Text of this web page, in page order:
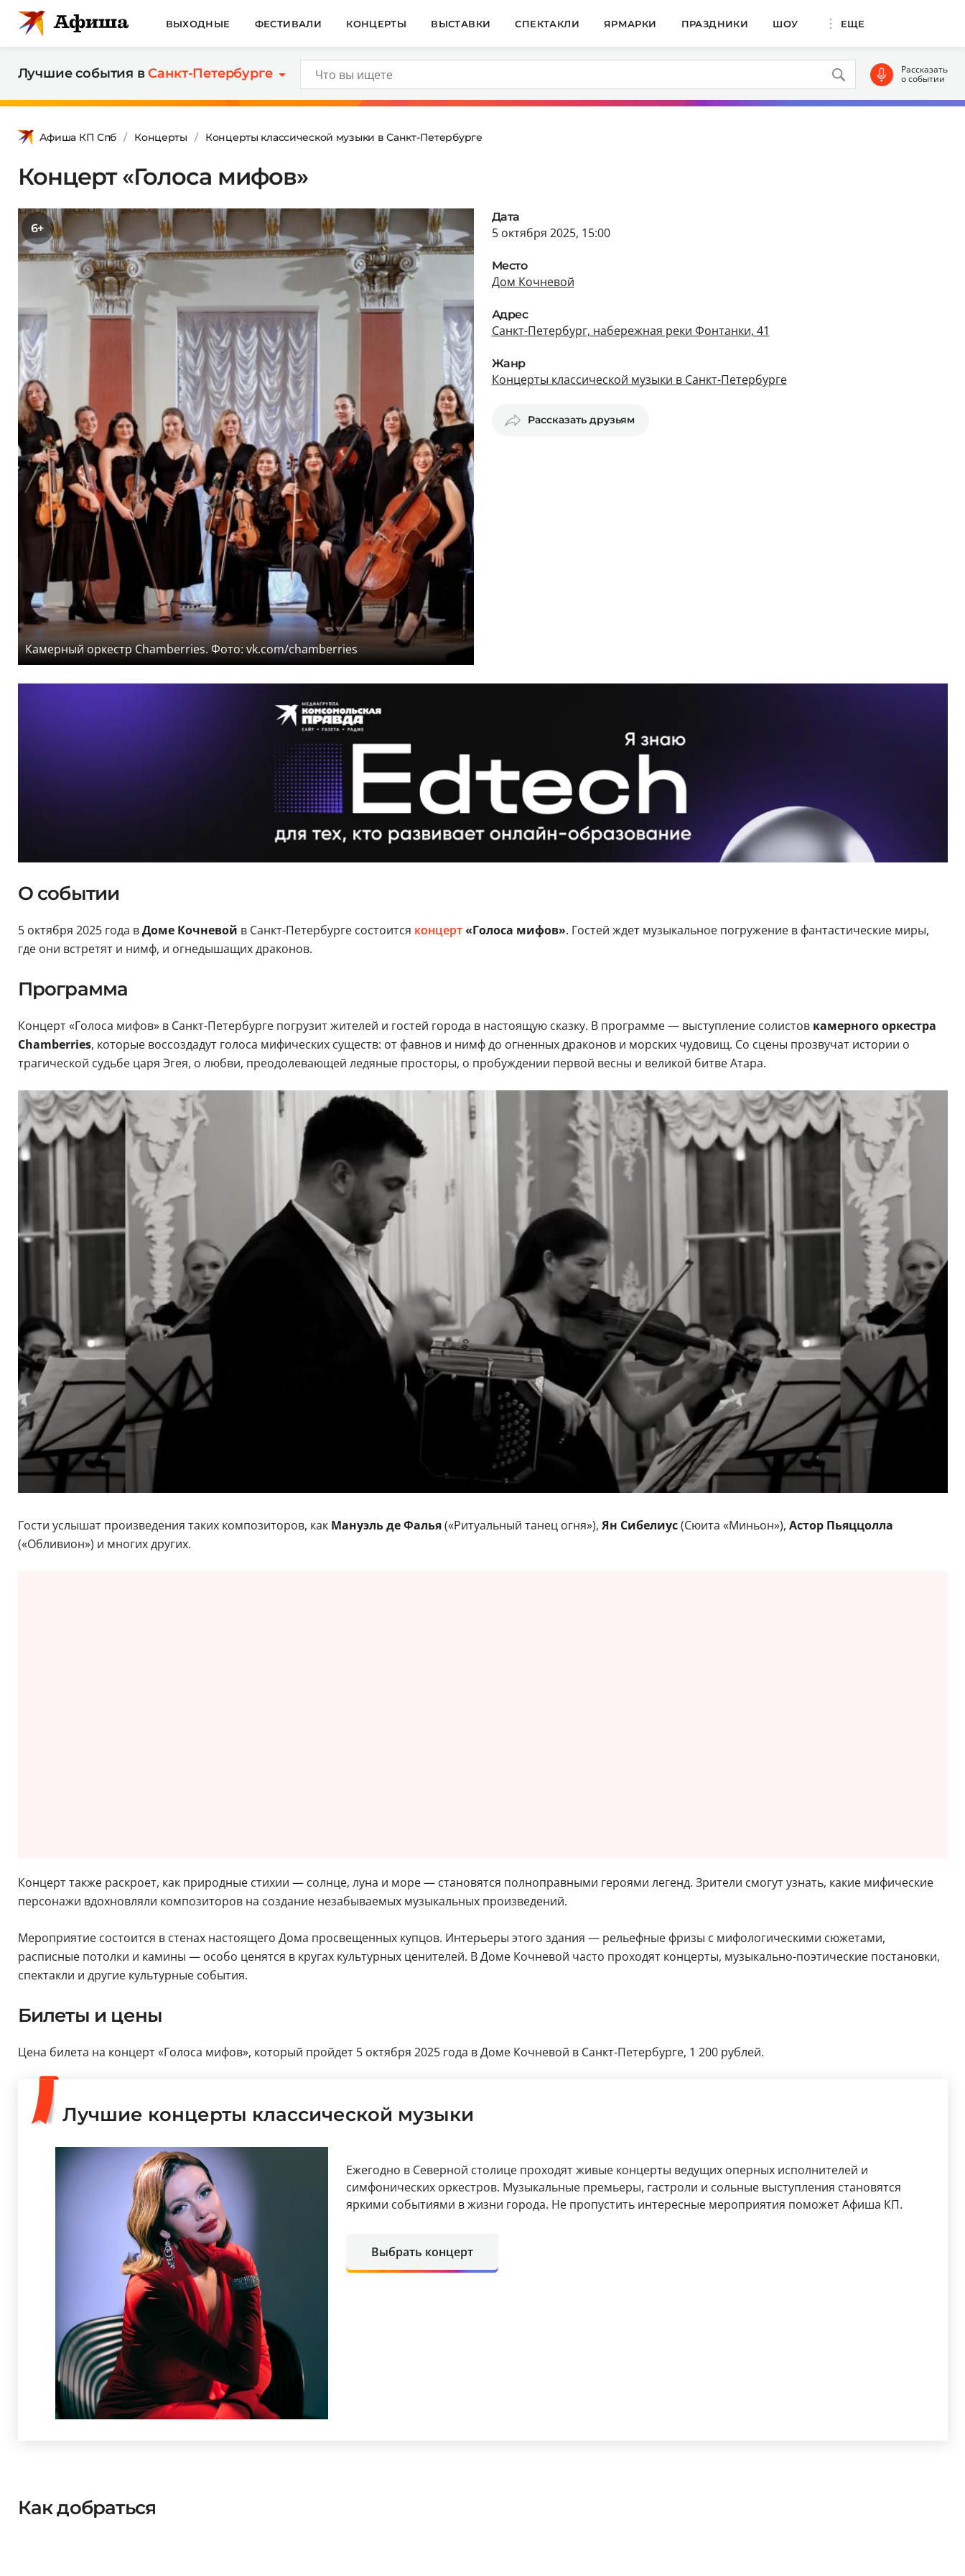
ВЫХОДНЫЕ ФЕСТИВАЛИ КОНЦЕРТЫ ВЫСТАВКИ СПЕКТАКЛИ ЯРМАРКИ ПРАЗДНИКИ ШОУ ЕЩЕ
Лучшие события вСанкт-Петербурге Рассказать
о событии
Афиша КП Спб Концерты Концерты классической музыки в Санкт-Петербурге
Концерт «Голоса мифов»
6+
Камерный оркестр Chamberries. Фото: vk.com/chamberries
Дата
5 октября 2025, 15:00
Место
Дом Кочневой
Адрес
Санкт-Петербург, набережная реки Фонтанки, 41
Жанр
Концерты классической музыки в Санкт-Петербурге
Рассказать друзьям
О событии
5 октября 2025 года вДоме Кочневой в Санкт-Петербурге состоится концерт«Голоса мифов». Гостей ждет музыкальное погружение в фантастические миры,
где они встретят и нимф, и огнедышащих драконов.
Программа
Концерт «Голоса мифов» в Санкт-Петербурге погрузит жителей и гостей города в настоящую сказку. В программе — выступление солистовкамерного оркестра
Chamberries, которые воссоздадут голоса мифических существ: от фавнов и нимф до огненных драконов и морских чудовищ. Со сцены прозвучат истории о
трагической судьбе царя Эгея, о любви, преодолевающей ледяные просторы, о пробуждении первой весны и великой битве Атара.
Гости услышат произведения таких композиторов, как Мануэль де Фалья(«Ритуальный танец огня»), Ян Сибелиус(Сюита «Миньон»), Астор Пьяццолла
(«Обливион») и многих других.
Концерт также раскроет, как природные стихии — солнце, луна и море — становятся полноправными героями легенд. Зрители смогут узнать, какие мифические
персонажи вдохновляли композиторов на создание незабываемых музыкальных произведений.
Мероприятие состоится в стенах настоящего Дома просвещенных купцов. Интерьеры этого здания — рельефные фризы с мифологическими сюжетами,
расписные потолки и камины — особо ценятся в кругах культурных ценителей. В Доме Кочневой часто проходят концерты, музыкально-поэтические постановки,
спектакли и другие культурные события.
Билеты и цены
Цена билета на концерт «Голоса мифов», который пройдет 5 октября 2025 года в Доме Кочневой в Санкт-Петербурге, 1 200 рублей.
Лучшие концерты классической музыки
Ежегодно в Северной столице проходят живые концерты ведущих оперных исполнителей и
симфонических оркестров. Музыкальные премьеры, гастроли и сольные выступления становятся
яркими событиями в жизни города. Не пропустить интересные мероприятия поможет Афиша КП.
Выбрать концерт
Как добраться